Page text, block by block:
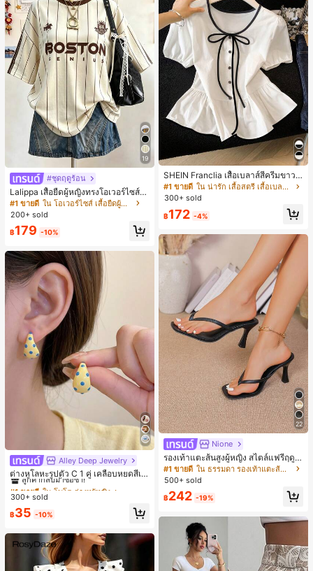
19
#ชุดฤดูร้อน
Lalippa เสื้อยืดผู้หญิงทรงโอเวอร์ไซส์ค
วามยาวกลาง คอกลม ไหล่ตก ลายพิมพ์
ตัวอักษรและลายทางแนวตั้ง สไตล์แฟชั่
นมินิมอล ของขวัญให้เพื่อน
#1 ขายดี
ใน โอเวอร์ไซส์ เสื้อยืดผู้หญิง
200+ sold
฿179 -10%
Alley Deep Jewelry
ต่างหูโลหะรูปตัว C 1 คู่ เคลือบหยดสีเห
ลือง ลายจุดสีน้ำเงิน สไตล์ยุโรปและอเม
ริกัน แฟชั่นส่วนตัว หวานและสง่างาม
สำหรับผู้หญิงและเด็กหญิง สำหรับการเ
ดินทาง งานแต่งงาน ปาร์ตี้ วันเกิด ของ
#1 ขายดี ใน โบโฮ ต่างหูผู้หญิง
ลูกค้ากลับมาซื้อซ้ำ!
#1 ขายดี ใน โบโฮ ต่างหูผู้หญิง
ลูกค้ากลับมาซื้อซ้ำ!
#1 ขายดี ใน โบโฮ ต่างหูผู้หญิง
ลูกค้ากลับมาซื้อซ้ำ!
#1 ขายดี
ใน โบโฮ ต่างหูผู้หญิง
300+ sold
฿35 -10%
SHEIN Franclia เสื้อเบลาส์สีครีมขาวนุ่
มนวล เอวรูด, แต่งขอบตัดกัน + โบว์ผูก,
แขนพอง จับคู่กับกระโปรงชายระบาย,
กวัน
#1 ขายดี
ใน น่ารัก เสื้อสตรี เสื้อเบลาส์ & Tee
300+ sold
฿172 -4%
22
Nione
รองเท้าแตะส้นสูงผู้หญิง สไตล์แฟรี่ฤดูร้
อน ส้นบาง แบบคีบ แต่งสายคาดผม รอ
งเท้าแตะชายหาดสำหรับเที่ยวพักผ่อน
แฟชั่นสายไขว้ สำหรับเดทไนท์
#1 ขายดี
ใน ธรรมดา รองเท้าแตะส้นสูงผู้หญิง
500+ sold
฿242 -19%